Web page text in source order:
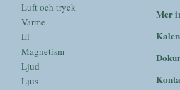
Luft och tryck
Värme
El
Magnetism
Ljud
Ljus
Mer